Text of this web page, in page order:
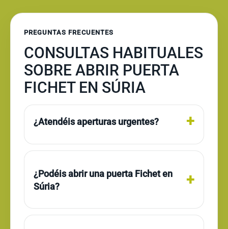
PREGUNTAS FRECUENTES
CONSULTAS HABITUALES
SOBRE ABRIR PUERTA
FICHET EN SÚRIA
¿Atendéis aperturas urgentes?
¿Podéis abrir una puerta Fichet en
Súria?